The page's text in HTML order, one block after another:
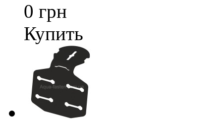
0 грн
Купить